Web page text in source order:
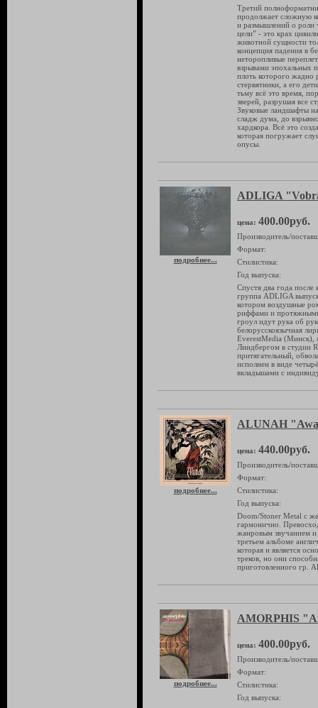
Третий
продолжает сложную
и размышлений о роли
цели” - это крах
животной сущности
концепция падения в
неторопливые
взрывами эпохальных
плоть которого жадно
стервятники, а его
тьму всё это время,
зверей, разрушая все
Звуковые ландшафты
сладж дума, до
хардкора. Всё это
которая погружает
опусы.
подробнее...
ADLIGA
цена: 400.00руб.
Производитель/
Формат:
Стилистика:
Год выпуска:
Спустя два года
группа ADLIGA
котором воздушные
риффами и
гроул идут рука об
белорусскоязычная
EverestMedia (Минск),
Линдбергом в студии
притягательный,
исполнен в виде
вкладышами с
подробнее...
ALUNAH
цена: 440.00руб.
Производитель/
Формат:
Стилистика:
Год выпуска:
Doom/Stoner Metal с
гармонично.
жанровым звучанием
третьем альбоме
которая и является
треков, но они
приготовленного гр.
подробнее...
AMORPHIS
цена: 400.00руб.
Производитель/
Формат:
Стилистика:
Год выпуска: